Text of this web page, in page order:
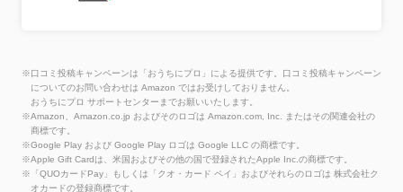
※口コミ投稿キャンペーンは「おうちにプロ」による提供です。口コミ投稿キャンペーン
についてのお問い合わせは Amazon ではお受けしておりません。
おうちにプロ サポートセンターまでお願いいたします。
※Amazon、Amazon.co.jp およびそのロゴは Amazon.com, Inc. またはその関連会社の
商標です。
※Google Play および Google Play ロゴは Google LLC の商標です。
※Apple Gift Cardは、米国およびその他の国で登録されたApple Inc.の商標です。
※「QUOカードPay」もしくは「クオ・カード ペイ」およびそれらのロゴは 株式会社ク
オカードの登録商標です。